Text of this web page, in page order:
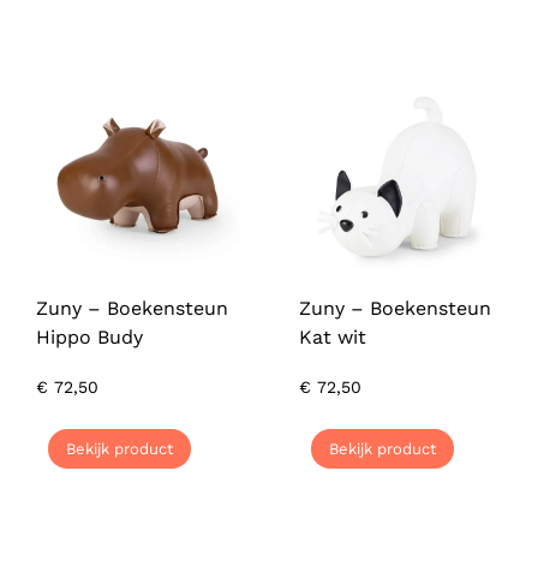
Zuny – Boekensteun
Hippo Budy
€ 72,50
Bekijk product
Zuny – Boekensteun
Kat wit
€ 72,50
Bekijk product